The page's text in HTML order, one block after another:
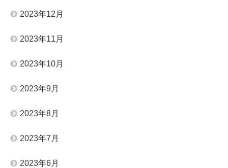
2023年12月
2023年11月
2023年10月
2023年9月
2023年8月
2023年7月
2023年6月